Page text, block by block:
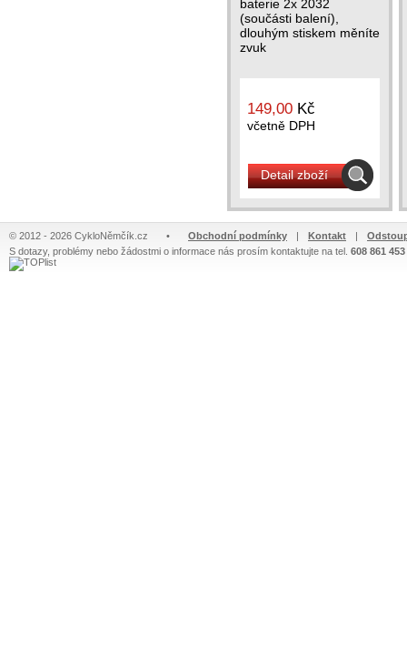
baterie 2x 2032
(součásti balení),
dlouhým stiskem měníte
zvuk
149,00 Kč
včetně DPH
Detail zboží
© 2012 - 2026 CykloNěmčík.cz • Obchodní podmínky | Kontakt |
S dotazy, problémy nebo žádostmi o informace nás prosím kontaktujte na tel. 608 861 453